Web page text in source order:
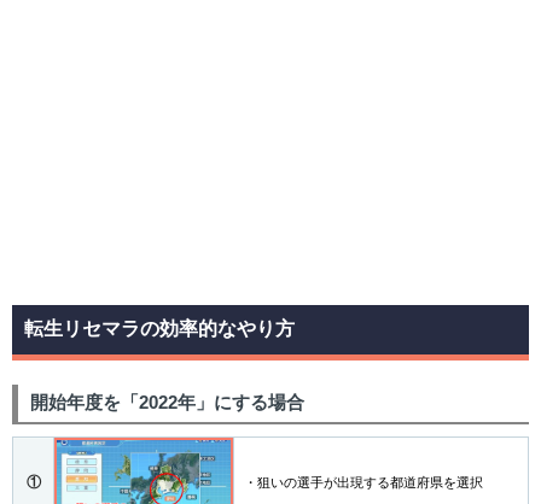
転生リセマラの効率的なやり方
開始年度を「2022年」にする場合
① ・狙いの選手が出現する都道府県を選択